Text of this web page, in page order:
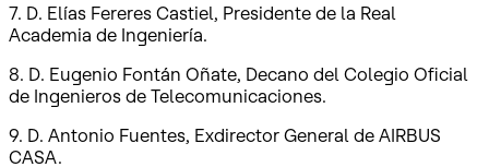
7. D. Elías Fereres Castiel, Presidente de la Real
Academia de Ingeniería.
8. D. Eugenio Fontán Oñate, Decano del Colegio Oficial
de Ingenieros de Telecomunicaciones.
9. D. Antonio Fuentes, Exdirector General de AIRBUS
CASA.